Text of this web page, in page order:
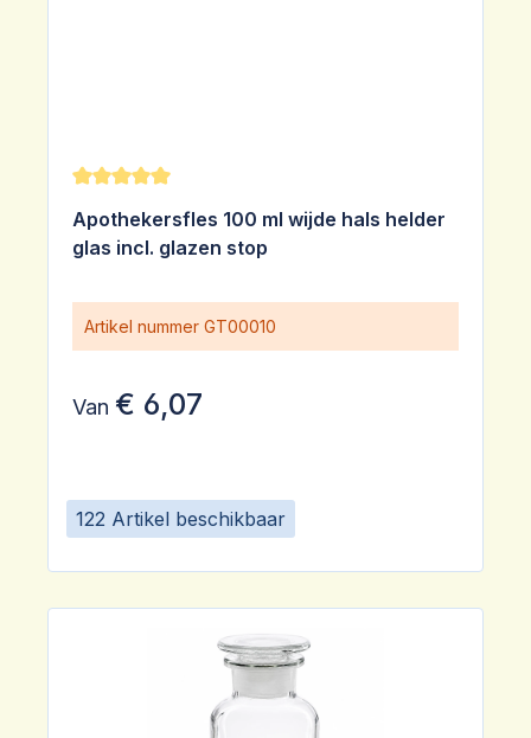
122 Artikel beschikbaar
Gemiddelde waardering van 5 van 5 sterren
Apothekersfles 100 ml wijde hals helder
glas incl. glazen stop
Artikel nummer GT00010
Van € 6,07